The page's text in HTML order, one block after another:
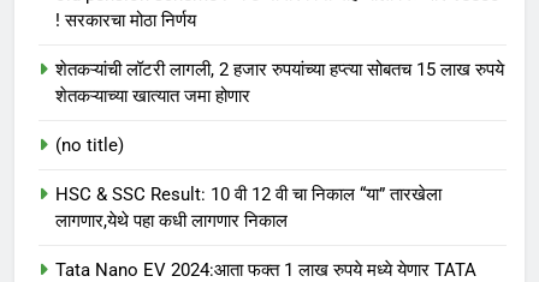
! सरकारचा मोठा निर्णय
शेतकऱ्यांची लॉटरी लागली, 2 हजार रुपयांच्या हप्त्या सोबतच 15 लाख रुपये
शेतकऱ्याच्या खात्यात जमा होणार
(no title)
HSC & SSC Result: 10 वी 12 वी चा निकाल “या” तारखेला
लागणार,येथे पहा कधी लागणार निकाल
Tata Nano EV 2024:आता फक्त 1 लाख रुपये मध्ये येणार TATA